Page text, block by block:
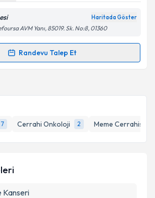
7 Cerrahi Onkoloji 2 Meme Cerrahisi
okudum ve kişisel verilerimin belirtilen
işlenmesini kabul ediyorum.
Takvim Talebini Gönder
Haritada Göster
AVM Yanı, 85019. Sk. No:8, 01360
Randevu Talep Et
Talebi
e-posta ile bilgilendireceğiz.
okudum ve kişisel verilerimin belirtilen
Kanseri